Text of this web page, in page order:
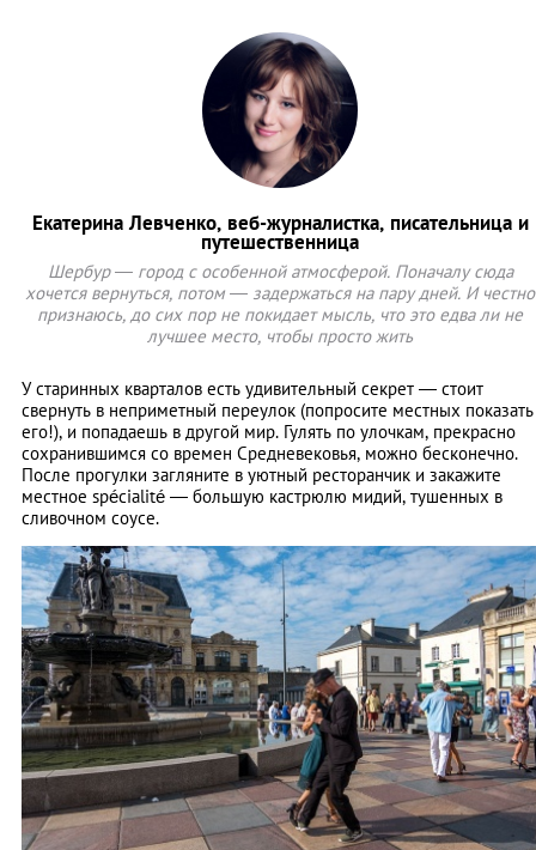
Екатерина Левченко, веб-журналистка, писательница и
путешественница
Шербур ― город с особенной атмосферой. Поначалу сюда
хочется вернуться, потом ― задержаться на пару дней. И честно
признаюсь, до сих пор не покидает мысль, что это едва ли не
лучшее место, чтобы просто жить
У старинных кварталов есть удивительный секрет ― стоит
свернуть в неприметный переулок (попросите местных показать
его!), и попадаешь в другой мир. Гулять по улочкам, прекрасно
сохранившимся со времен Средневековья, можно бесконечно.
После прогулки загляните в уютный ресторанчик и закажите
местное spécialité ― большую кастрюлю мидий, тушенных в
сливочном соусе.